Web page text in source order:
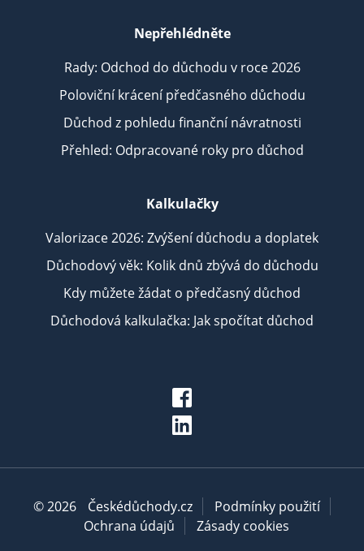
Nepřehlédněte
Rady: Odchod do důchodu v roce 2026
Poloviční krácení předčasného důchodu
Důchod z pohledu finanční návratnosti
Přehled: Odpracované roky pro důchod
Kalkulačky
Valorizace 2026: Zvýšení důchodu a doplatek
Důchodový věk: Kolik dnů zbývá do důchodu
Kdy můžete žádat o předčasný důchod
Důchodová kalkulačka: Jak spočítat důchod
© 2026 Českédůchody.cz
Podmínky použití
Ochrana údajů
Zásady cookies